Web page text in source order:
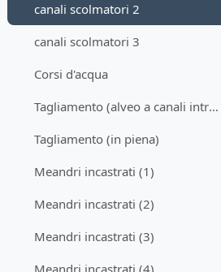
canali scolmatori 2
canali scolmatori 3
Corsi d'acqua
Tagliamento (alveo a canali intrecciati in morbida)
Tagliamento (in piena)
Meandri incastrati (1)
Meandri incastrati (2)
Meandri incastrati (3)